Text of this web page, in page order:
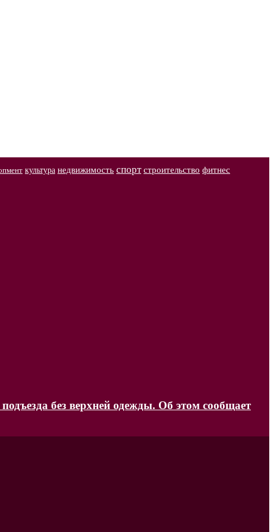
культура недвижимость спорт строительство фитнес
без верхней одежды. Об этом сообщает